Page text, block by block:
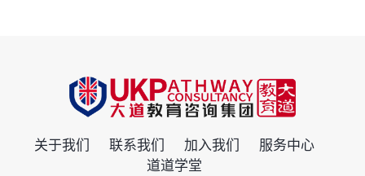
关于我们 联系我们 加入我们
服务中心
道道学堂